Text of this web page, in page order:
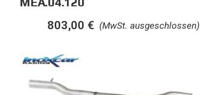
(MwSt. ausgeschlossen)
803,00 €